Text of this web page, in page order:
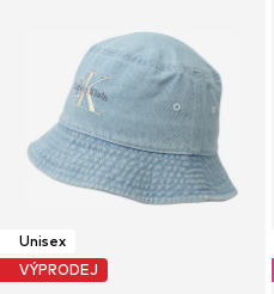
Unisex
VÝPRODEJ